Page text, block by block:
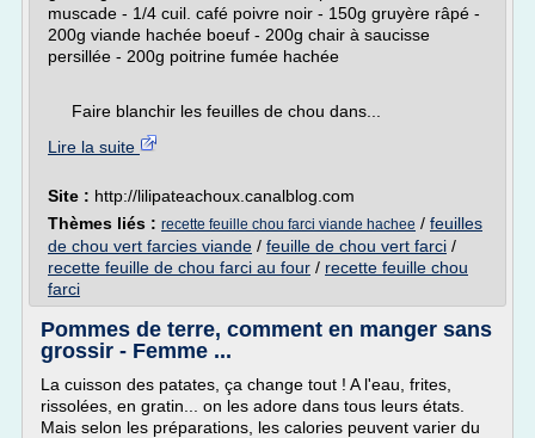
muscade - 1/4 cuil. café poivre noir - 150g gruyère râpé -
200g viande hachée boeuf - 200g chair à saucisse
persillée - 200g poitrine fumée hachée
Faire blanchir les feuilles de chou dans...
Lire la suite
Site : http://lilipateachoux.canalblog.com
Thèmes liés : recette feuille chou farci viande hachee / feuilles
de chou vert farcies viande / feuille de chou vert farci /
recette feuille de chou farci au four / recette feuille chou
farci
Pommes de terre, comment en manger sans
grossir - Femme ...
La cuisson des patates, ça change tout ! A l'eau, frites,
rissolées, en gratin... on les adore dans tous leurs états.
Mais selon les préparations, les calories peuvent varier du